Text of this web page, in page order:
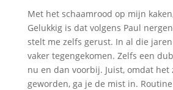
Met het schaamrood op mijn
Gelukkig is dat volgens Paul
stelt me zelfs gerust. In al die
vaker tegengekomen. Zelfs een
nu en dan voorbij. Juist, omdat het
geworden, ga je de mist in.